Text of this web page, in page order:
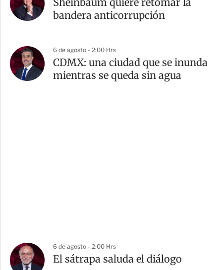
bandera anticorrupción
6 de agosto - 2:00 Hrs
CDMX: una ciudad que se inunda
mientras se queda sin agua
6 de agosto - 2:00 Hrs
El sátrapa saluda el diálogo